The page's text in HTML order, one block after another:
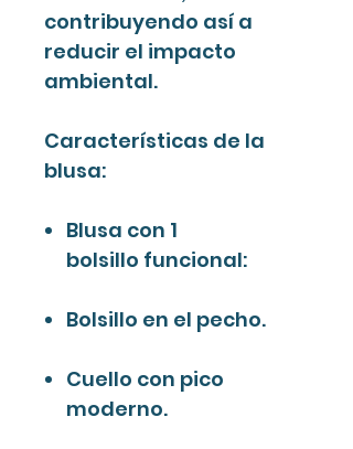
contribuyendo así a
reducir el impacto
ambiental.
Características de la
blusa:
Blusa con 1
bolsillo funcional:
Bolsillo en el pecho.
Cuello con pico
moderno.